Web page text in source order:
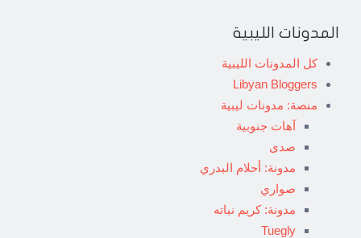
المدونات الليبية
كل المدونات الليبية
Libyan Bloggers
منصة: مدونات ليبية
آهات جنوبية
صدى
مدونة: أحلام البدري
صواري
مدونة: كريم نباته
Tuegly